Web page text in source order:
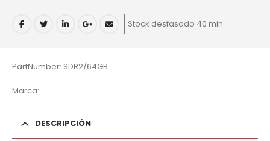
Stock desfasado 40 min
PartNumber: SDR2/64GB
Marca:
DESCRIPCIÓN